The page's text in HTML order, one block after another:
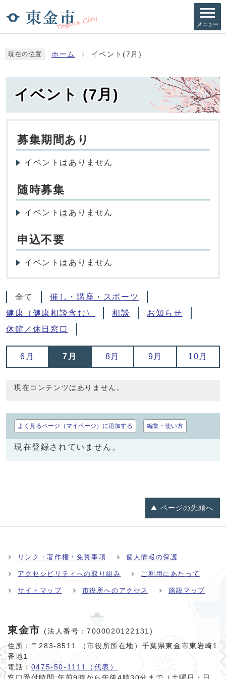
メニュー
現在の位置 ホーム イベント(7月)
イベント (7月)
募集期間あり
イベントはありません
随時募集
イベントはありません
申込不要
イベントはありません
全て
催し・講座・スポーツ
健康（健康相談含む）
相談
お知らせ
休館／休日窓口
6月 7月 8月 9月 10月
現在コンテンツはありません。
よく見るページ（マイページ）に追加する 編集・使い方
現在登録されていません。
ページの先頭へ
リンク・著作権・免責事項 個人情報の保護
アクセシビリティへの取り組み ご利用にあたって
サイトマップ 市役所へのアクセス 施設マップ
東金市
(法人番号：7000020122131)
住所：〒283-8511 （市役所所在地）千葉県東金市東岩崎1
番地1
電話： 0475-50-1111（代表）